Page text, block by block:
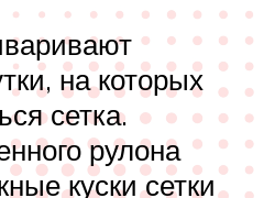
на которых
сетка.
рулона
куски сетки